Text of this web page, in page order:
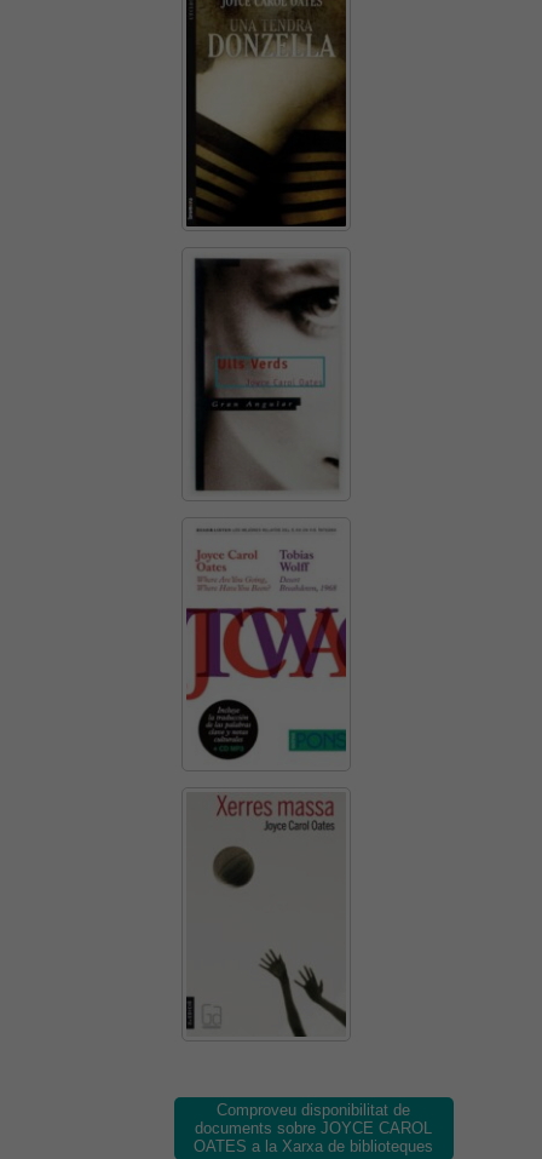
Comproveu disponibilitat de
documents sobre JOYCE CAROL
OATES a la Xarxa de biblioteques
la nostra web
necessitem
aquestes
Experiència
Per tal que el
nostre lloc
web funcioni
possible
durant la
vostra visita.
aquestes
del lloc web.